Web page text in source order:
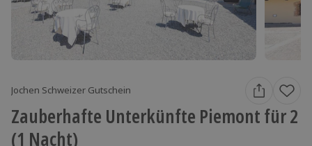
Jochen Schweizer Gutschein
Zauberhafte Unterkünfte Piemont für 2
(1 Nacht)